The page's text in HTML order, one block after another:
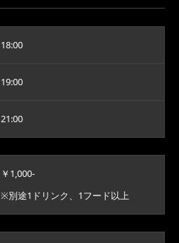
18:00
19:00
21:00
￥1,000-
※別途1ドリンク、1フード以上